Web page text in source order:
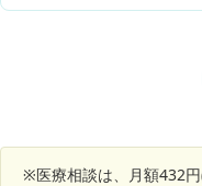
を見て明日病院に行こう
する場合はあるでしょう
状で考えられる原因は何
※医療相談は、月額432